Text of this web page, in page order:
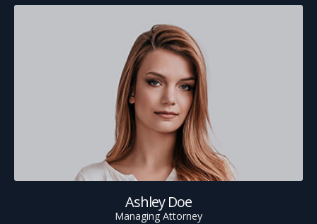
Ashley Doe
Managing Attorney